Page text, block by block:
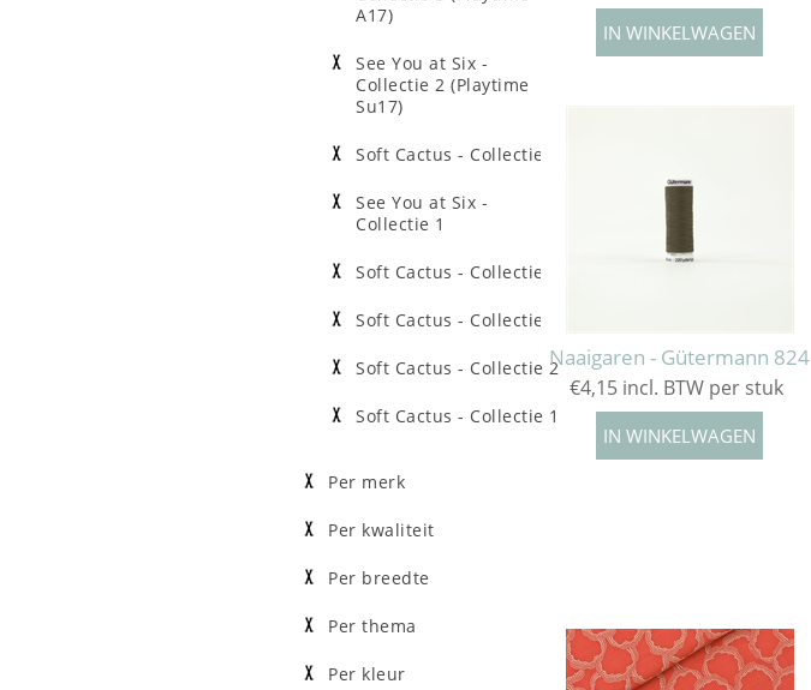
Naaigaren - Gütermann 824
€4,15 incl. BTW per stuk
A17)
See You at Six -
Collectie 2 (Playtime
Su17)
Soft Cactus - Collectie 5
See You at Six -
Collectie 1
Soft Cactus - Collectie 4
Soft Cactus - Collectie 3
Soft Cactus - Collectie 2
Soft Cactus - Collectie 1
Per merk
Per kwaliteit
Per breedte
Per thema
Per kleur